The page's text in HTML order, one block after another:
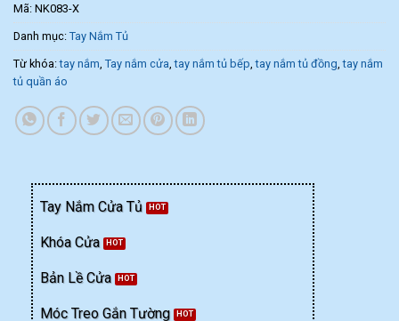
Mã: NK083-X
Danh mục: Tay Nắm Tủ
Từ khóa:tay nắm Tay nắm cửa ,tay nắm tủ bếp ,tay nắm tủ đồng ,tay nắm
tủ quần áo
Tay Nắm Cửa Tủ
Khóa Cửa
Bản Lề Cửa
Móc Treo Gắn Tường